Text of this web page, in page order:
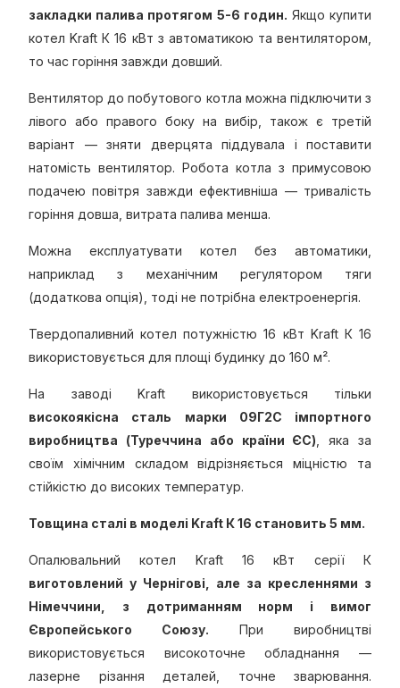
закладки палива протягом 5-6 годин. Якщо купити
котел Kraft К 16 кВт з автоматикою та вентилятором,
то час горіння завжди довший.
Вентилятор до побутового котла можна підключити з
лівого або правого боку на вибір, також є третій
варіант — зняти дверцята піддувала і поставити
натомість вентилятор. Робота котла з примусовою
подачею повітря завжди ефективніша — тривалість
горіння довша, витрата палива менша.
Можна експлуатувати котел без автоматики,
наприклад з механічним регулятором тяги
(додаткова опція), тоді не потрібна електроенергія.
Твердопаливний котел потужністю 16 кВт Kraft К 16
використовується для площі будинку до 160 м².
На заводі Kraft використовується тільки
високоякісна сталь марки 09Г2С імпортного
виробництва (Туреччина або країни ЄС) , яка за
своїм хімічним складом відрізняється міцністю та
стійкістю до високих температур.
Товщина сталі в моделі Kraft К 16 становить 5 мм.
Опалювальний котел Kraft 16 кВт серії К
виготовлений у Чернігові, але за кресленнями з
Німеччини, з дотриманням норм і вимог
Європейського Союзу. При виробництві
використовується високоточне обладнання —
лазерне різання деталей, точне зварювання.